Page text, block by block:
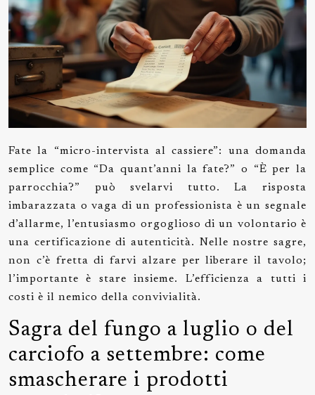
Fate la “micro-intervista al cassiere”: una domanda
semplice come “Da quant’anni la fate?” o “È per la
parrocchia?” può svelarvi tutto. La risposta
imbarazzata o vaga di un professionista è un segnale
d’allarme, l’entusiasmo orgoglioso di un volontario è
una certificazione di autenticità. Nelle nostre sagre,
non c’è fretta di farvi alzare per liberare il tavolo;
l’importante è stare insieme. L’efficienza a tutti i
costi è il nemico della convivialità.
Sagra del fungo a luglio o del
carciofo a settembre: come
smascherare i prodotti